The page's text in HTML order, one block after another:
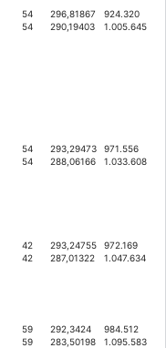
54
54
296,81867
290,19403
924.320
1.005.645
54
54
293,29473
288,06166
971.556
1.033.608
42
42
293,24755
287,01322
972.169
1.047.634
59
59
292,3424
283,50198
984.512
1.095.583